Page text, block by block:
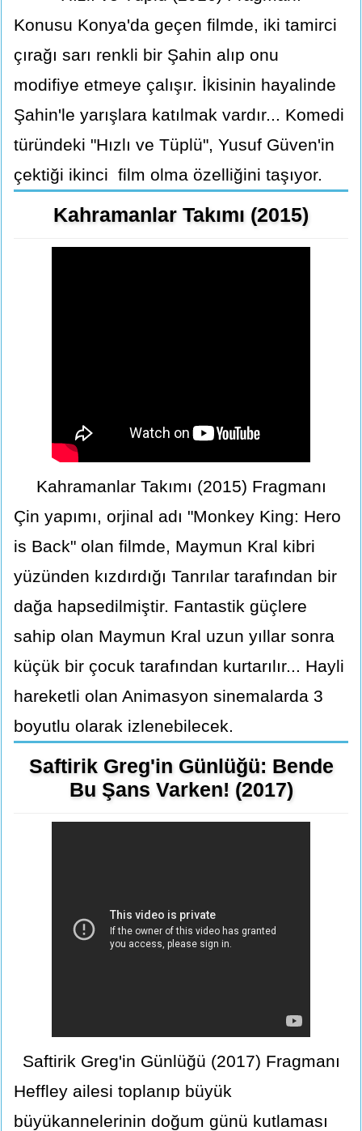
Konusu Konya'da geçen filmde, iki tamirci
çırağı sarı renkli bir Şahin alıp onu
modifiye etmeye çalışır. İkisinin hayalinde
Şahin'le yarışlara katılmak vardır... Komedi
türündeki "Hızlı ve Tüplü", Yusuf Güven'in
çektiği ikinci film olma özelliğini taşıyor.
Kahramanlar Takımı (2015)
Kahramanlar Takımı (2015) Fragmanı
Çin yapımı, orjinal adı "Monkey King: Hero
is Back" olan filmde, Maymun Kral kibri
yüzünden kızdırdığı Tanrılar tarafından bir
dağa hapsedilmiştir. Fantastik güçlere
sahip olan Maymun Kral uzun yıllar sonra
küçük bir çocuk tarafından kurtarılır... Hayli
hareketli olan Animasyon sinemalarda 3
boyutlu olarak izlenebilecek.
Saftirik Greg'in Günlüğü: Bende
Bu Şans Varken! (2017)
Saftirik Greg'in Günlüğü (2017) Fragmanı
Heffley ailesi toplanıp büyük
büyükannelerinin doğum günü kutlaması